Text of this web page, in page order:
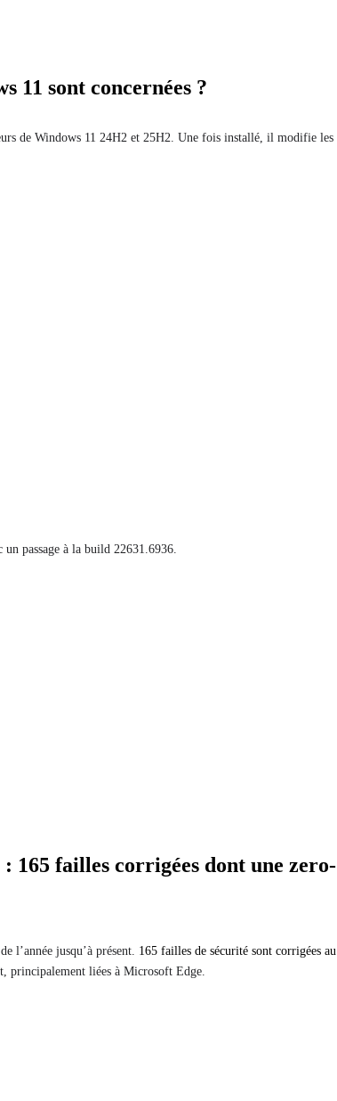
11 sont concernées ?
de Windows 11 24H2 et 25H2. Une fois installé, il modifie les
passage à la build 22631.6936.
165 failles corrigées dont une zero-
l’année jusqu’à présent. 165 failles de sécurité sont corrigées au
principalement liées à Microsoft Edge.